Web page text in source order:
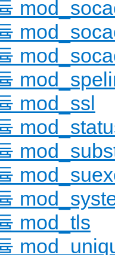
mod_ssl
mod_tls